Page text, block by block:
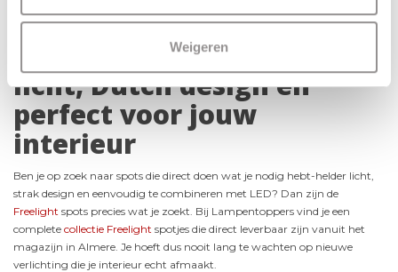
Weigeren
Spotjes Freelight
Freelight spots: direct
licht, Dutch design en
perfect voor jouw
interieur
Ben je op zoek naar spots die direct doen wat je nodig hebt-helder licht,
strak design en eenvoudig te combineren met LED? Dan zijn de
Freelight spots precies wat je zoekt. Bij Lampentoppers vind je een
complete collectie Freelight spotjes die direct leverbaar zijn vanuit het
magazijn in Almere. Je hoeft dus nooit lang te wachten op nieuwe
verlichting die je interieur echt afmaakt.